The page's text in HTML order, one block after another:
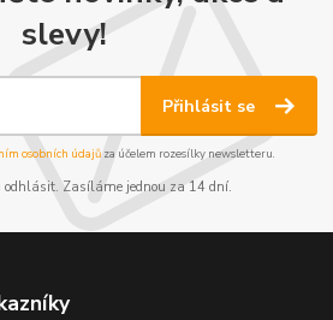
slevy!
Přihlásit se
osobních údajůza účelem rozesílky newsletteru.
odhlásit. Zasíláme jednou za 14 dní.